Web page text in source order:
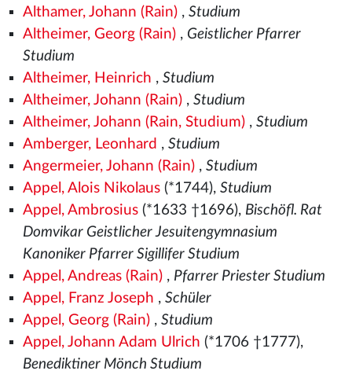
Althamer, Johann (Rain), Studium
Altheimer, Georg (Rain), Geistlicher Pfarrer
Studium
Altheimer, Heinrich , Studium
Altheimer, Johann (Rain), Studium
Altheimer, Johann (Rain, Studium), Studium
Amberger, Leonhard , Studium
Angermeier, Johann (Rain), Studium
Appel, Alois Nikolaus(*1744), Studium
Appel, Ambrosius(*1633 †1696), Bischöfl. Rat
Domvikar Geistlicher Jesuitengymnasium
Kanoniker Pfarrer Sigillifer Studium
Appel, Andreas (Rain), Pfarrer Priester Studium
Appel, Franz Joseph , Schüler
Appel, Georg (Rain), Studium
Appel, Johann Adam Ulrich (*1706 †1777),
Benediktiner Mönch Studium